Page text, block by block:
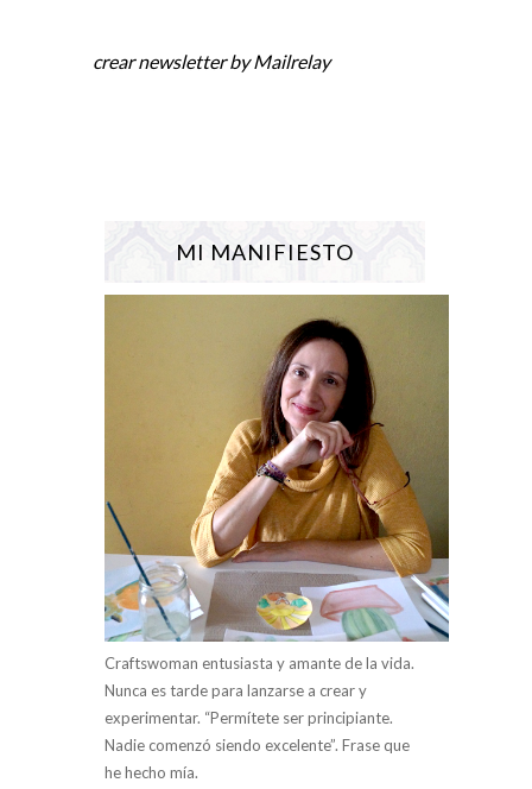
crear newsletterby Mailrelay
MI MANIFIESTO
Craftswoman entusiasta y amante de la vida.
Nunca es tarde para lanzarse a crear y
experimentar. “Permítete ser principiante.
Nadie comenzó siendo excelente”. Frase que
he hecho mía.